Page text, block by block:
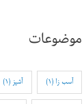
موضوعات
آسب زا (1) آشپز (1)